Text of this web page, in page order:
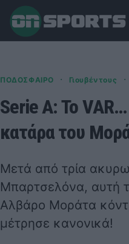
ΠΟΔΟΣΦΑΙΡΟ · Γιουβέντους ·
Serie A: Το
κατάρα του
Μετά από τρία
Μπαρτσελόνα, αυτή
Αλβάρο Μοράτα
μέτρησε κανονικά!